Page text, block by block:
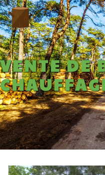
Panneau de gestion des
VENTE DE